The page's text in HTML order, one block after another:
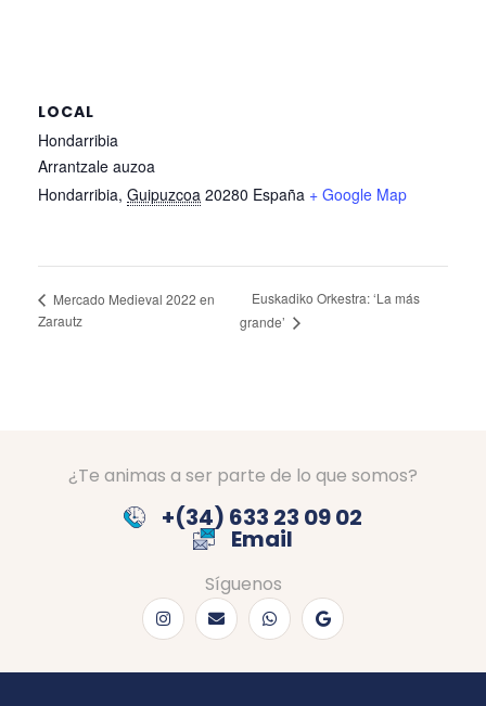
LOCAL
Hondarribia
Arrantzale auzoa
Hondarribia, Guipuzcoa 20280 España + Google Map
Mercado Medieval 2022 en
Zarautz
Euskadiko Orkestra: ‘La más
grande’
¿Te animas a ser parte de lo que somos?
+(34) 633 23 09 02
Email
Síguenos